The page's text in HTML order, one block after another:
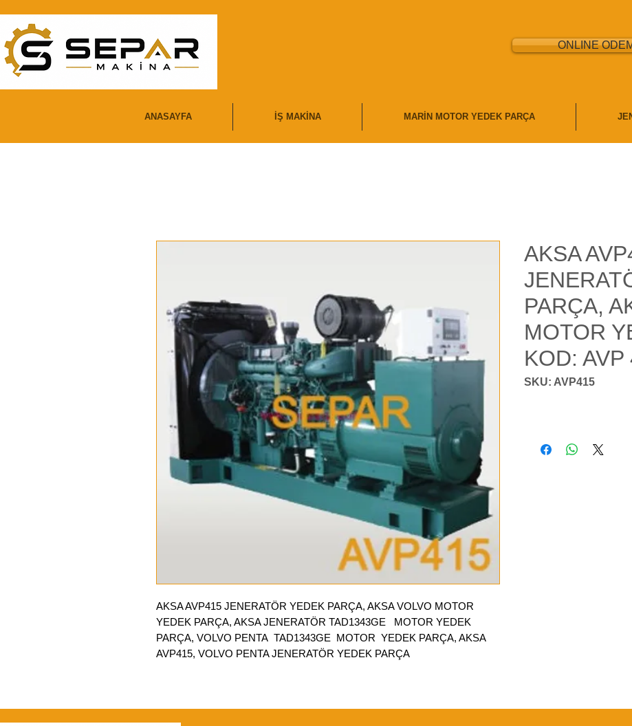
ONLINE
ANASAYFA İŞ MAKİNA MARİN MOTOR YEDEK PARÇA
AKSA AVP415 JENERATÖR YEDEK PARÇA, AKSA VOLVO MOTOR
YEDEK PARÇA, AKSA JENERATÖR TAD1343GE MOTOR YEDEK
PARÇA, VOLVO PENTA TAD1343GE MOTOR YEDEK PARÇA, AKSA
AVP415, VOLVO PENTA JENERATÖR YEDEK PARÇA
AKSA
PARÇA,
MOTOR
KOD: AVP
SKU: AVP415